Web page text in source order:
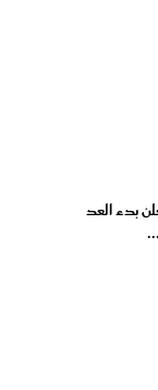
بدء العد